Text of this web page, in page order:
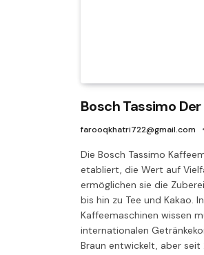
Bosch Tassimo
farooqkhatri722@gmail.com
Die Bosch Tassimo
etabliert, die Wert auf
ermöglichen sie die
bis hin zu Tee und Kakao.
Kaffeemaschinen wissen
internationalen
Braun entwickelt, aber